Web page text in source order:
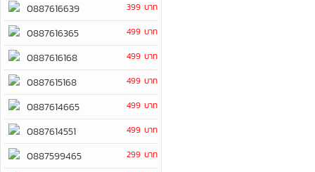
0887616639 399 บาท
0887616365 499 บาท
0887616168 499 บาท
0887615168 499 บาท
0887614665 499 บาท
0887614551 499 บาท
0887599465 299 บาท